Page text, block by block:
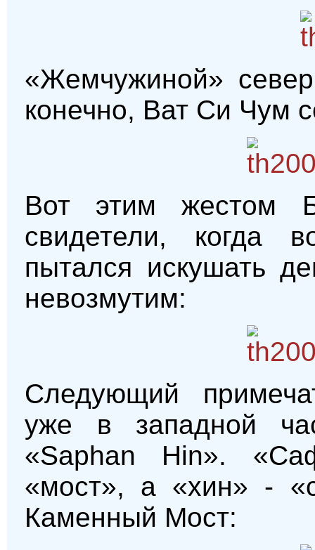
«Жемчужиной»
конечно, Ват Си Чум
Вот этим жестом
свидетели, когда
пытался искушать
невозмутим:
Следующий
уже в западной
«Saphan Hin».
«мост», а «хин» -
Каменный Мост: